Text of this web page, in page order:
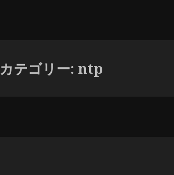
カテゴリー: ntp